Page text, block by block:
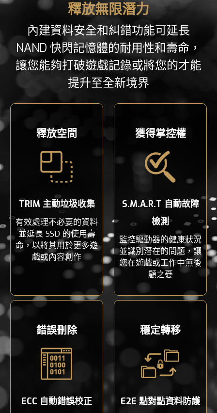
釋放無限潛力
內建資料安全和糾錯功能可延長
NAND 快閃記憶體的耐用性和壽命，
讓您能夠打破遊戲記錄或將您的才能
提升至全新境界
釋放空間
TRIM 主動垃圾收集
有效處理不必要的資料
並延長 SSD 的使用壽
命，以將其用於更多遊
戲或內容創作
獲得掌控權
S.M.A.R.T 自動故障
檢測
監控驅動器的健康狀況
並識別潛在的問題，讓
您在遊戲或工作中無後
顧之憂
錯誤刪除
ECC 自動錯誤校正
穩定轉移
E2E 點對點資料防護